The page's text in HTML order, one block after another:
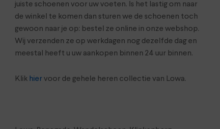
juiste schoenen voor uw voeten. Is het lastig om naar
de winkel te komen dan sturen we de schoenen toch
gewoon naar je op: bestel ze online in onze webshop.
Wij verzenden ze op werkdagen nog dezelfde dag en
meestal heeft u uw aankopen binnen 24 uur binnen.
Klik hiervoor de gehele heren collectie van Lowa.